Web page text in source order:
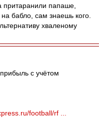
притаранили папаше,
бабло, сам знаешь кого.
хваленому
с учётом
football/rf ...